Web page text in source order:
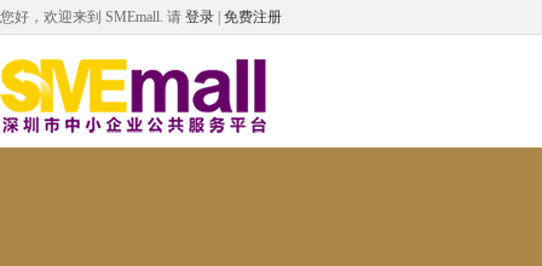
您好，欢迎来到 SMEmall. 请 登录 免费注册